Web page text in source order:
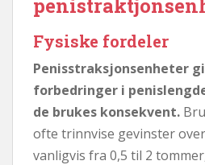
Fysiske fordeler
Penisstraksjonsenheter
forbedringer i
de brukes konsekvent.
ofte trinnvise gevinster
vanligvis fra 0,5 til 2